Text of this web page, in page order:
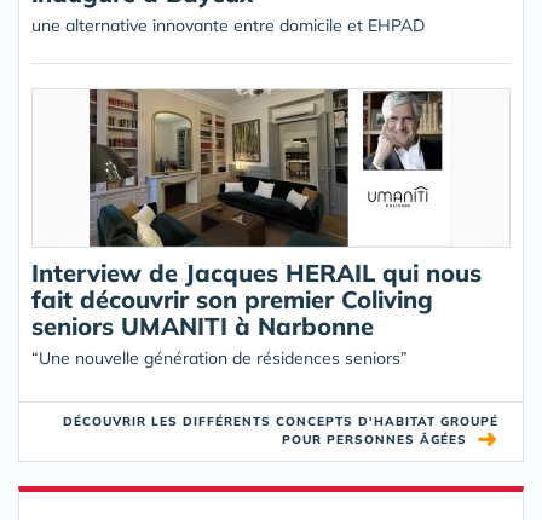
une alternative innovante entre domicile et EHPAD
Interview de Jacques HERAIL qui nous
fait découvrir son premier Coliving
seniors UMANITI à Narbonne
“Une nouvelle génération de résidences seniors”
DÉCOUVRIR LES DIFFÉRENTS CONCEPTS D'HABITAT GROUPÉ
POUR PERSONNES ÂGÉES
➜